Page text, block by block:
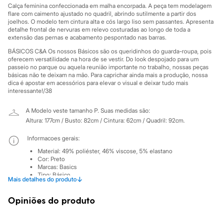
Yessica
Moda esportiva
Acessórios
Blusas
Calçados
Leggings
Shorts e Bermudas
Tops
Moda íntima
Calcinhas
Cintas e Modeladores
Pijamas
Sutiãs e Tops
Biquínis
Maiôs
Saídas de praia
Personagens
Plus size
Blusas e Camisetas
Casacos e Jaquetas
Calça feminina confeccionada em malha encorpada. A peça tem modelagem
flare com caimento ajustado no quadril, abrindo sutilmente a partir dos
joelhos. O modelo tem cintura alta e cós largo liso sem passantes. Apresenta
detalhe frontal de nervuras em relevo costuradas ao longo de toda a
extensão das pernas e acabamento pespontado nas barras.
BÁSICOS C&A Os nossos Básicos são os queridinhos do guarda-roupa, pois
oferecem versatilidade na hora de se vestir. Do look despojado para um
passeio no parque ou aquela reunião importante no trabalho, nossas peças
básicas não te deixam na mão. Para caprichar ainda mais a produção, nossa
dica é apostar em acessórios para elevar o visual e deixar tudo mais
interessante!/38
A Modelo veste tamanho P. Suas medidas são:
Altura: 177cm / Busto: 82cm / Cintura: 62cm / Quadril: 92cm.
Mais detalhes do produto↓
Informacoes gerais:
Material: 49% poliéster, 46% viscose, 5% elastano
Cor: Preto
Marcas: Basics
Tipo: Básico
Gênero: Feminino
Cuidados com a peca:
Opiniões do produto